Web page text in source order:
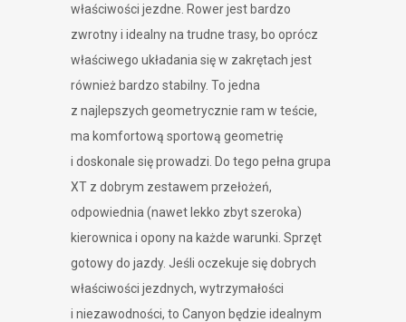
właściwości jezdne. Rower jest bardzo
zwrotny i idealny na trudne trasy, bo oprócz
właściwego układania się w zakrętach jest
również bardzo stabilny. To jedna
z najlepszych geometrycznie ram w teście,
ma komfortową sportową geometrię
i doskonale się prowadzi. Do tego pełna grupa
XT z dobrym zestawem przełożeń,
odpowiednia (nawet lekko zbyt szeroka)
kierownica i opony na każde warunki. Sprzęt
gotowy do jazdy. Jeśli oczekuje się dobrych
właściwości jezdnych, wytrzymałości
i niezawodności, to Canyon będzie idealnym